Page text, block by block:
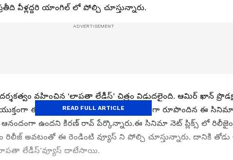
వీళ్లద్దరి యాంగిల్ లో పోల్చి చూస్తున్నారు.
వహించిన ‘లాపతా లేడీస్‌’ చిత్రం విడుదలైంది. ఆమిర్‌ ఖాన్‌
ఈ చిత్రాన్ని నిర్మించాయి. కామెడీ డ్రామాగా రూపొందిన ఈ
ఆనందంగా ఉందని కిరణ్‌ రావ్‌ పేర్కొన్నారు.ఈ సినిమా నెట్ ప్లిక్స్ లో
అవటంతో ఈ రెండింటి వ్యూస్ ని పోల్చి చూస్తున్నారు. దానికి తోడు
లేడీస్‌’వ్యూస్ దాటేసాయి.
READ FULL ARTICLE